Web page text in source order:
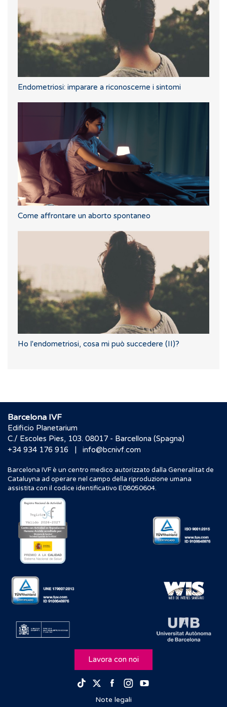
Endometriosi: imparare a riconoscerne i sintomi
Come affrontare un aborto spontaneo
Ho l'endometriosi, cosa mi può succedere (II)?
Barcelona IVF
Edificio Planetarium
C./ Escoles Pies, 103. 08017 - Barcellona (Spagna)
+34 934 176 916
| info@bcnivf.com
Barcelona IVF è un centro medico autorizzato dalla Generalitat de
Cataluyna ad operare nel campo della riproduzione umana
assistita con il codice identificativo E08050604.
Lavora con noi
TikTokTwitterFacebook
Instagram
Note legali